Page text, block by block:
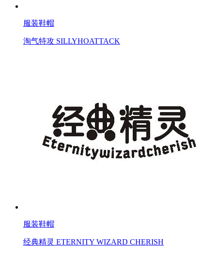
服装鞋帽
淘气特攻 SILLYHOATTACK
服装鞋帽
经典精灵 ETERNITY WIZARD CHERISH